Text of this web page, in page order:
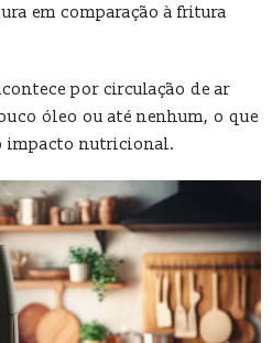
em comparação à fritura
por circulação de ar
óleo ou até nenhum, o que
impacto nutricional.